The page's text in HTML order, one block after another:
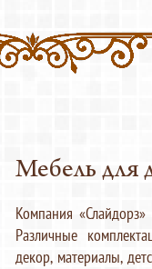
Мебель для
Компания
Различные
декор, материалы,